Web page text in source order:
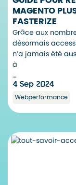
MAGENTO
FASTERIZE
Grâce aux
désormais
n’a jamais été
à
…
4 Sep 2024
Webperformance